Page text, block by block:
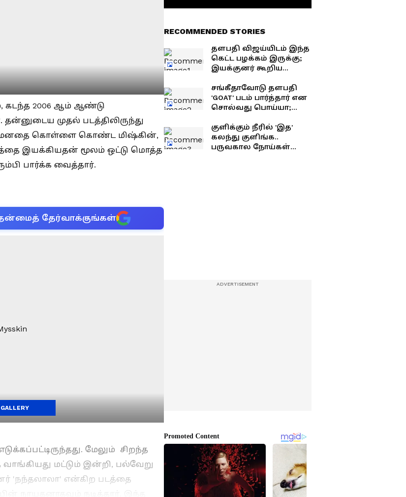
கடந்த 2006 ஆம் ஆண்டு
முதல் படத்திலிருந்து
மனதை கொள்ளை கொண்ட மிஷ்கின்,
இயக்கியதன் மூலம் ஒட்டு மொத்த
பார்க்க வைத்தார்.
தேர்வாக்குங்கள்
மேலும் சிறந்த
மட்டும் இன்றி, பல்வேறு
'நந்தலாலா' என்கிற படத்தை
RECOMMENDED STORIES
தளபதி விஜய்யிடம் இந்த
கெட்ட பழக்கம் இருக்கு;
இயக்குனர் கூறிய
சங்கீதாவோடு தளபதி
'GOAT' படம் பார்த்தார் என
சொல்வது பொய்யா;
யாருடன் பார்த்தார்
தெரியுமா?
குளிக்கும் நீரில் 'இத'
கலந்து குளிங்க..
பருவகால நோய்கள்